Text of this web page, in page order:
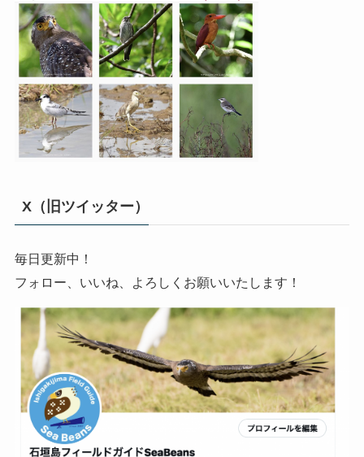
X（旧ツイッター）
毎日更新中！
フォロー、いいね、よろしくお願いいたします！